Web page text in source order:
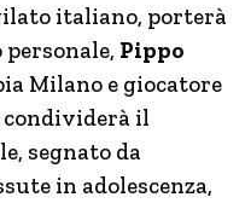
italiano, porterà
Pippo
Milano e giocatore
condividerà il
segnato da
in adolescenza,